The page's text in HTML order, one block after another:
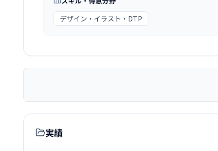
デザイン・イラスト・DTP
実績